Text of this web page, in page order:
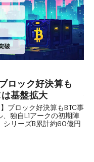
ロック好決算も
基盤拡大
ブロック好決算もBTC事
独自L1アークの初期陣
リーズB累計約60億円